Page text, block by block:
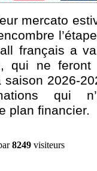
mercato
français a
ne feront
2026-
qui
plan financier.
8249 visiteurs